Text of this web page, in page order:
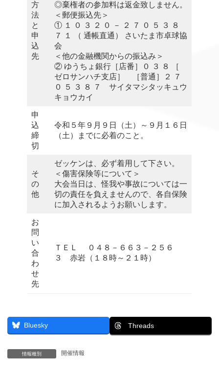
方
法
と
申
込
先
◎棄権者の参加料は返金致しません。
＜郵便振込先＞
① １ ０ ３ ２ ０ － ２ ７ ０ ５ ３ ８
７ １ （ 通帳直通） さいたま市卓球協
会
＜他の金融機関からの振込み＞
② ゆうちょ銀行［店番］０ ３ ８ ［
ゼロサンハチ支店］ ［普通］２ ７
０ ５ ３ ８ ７ サイタマシタッキュウ
キョウカイ
申
込
締
切
令和５年９月９日（土）～９月１６日
（土）までに必着のこと。
そ
の
他
ゼッケンは、必ず着用して下さい。
＜傷害保険等について＞
大会当日は、怪我や事故については一
切の責任を負えませんので、各自保険
に加入されるようお願いします。
お
問
い
合
わ
せ
先
ＴＥＬ ０４８－６６３－２５６
３ 赤岩（１８時～２１時）
Bluesky Threads
情報種別 開催情報